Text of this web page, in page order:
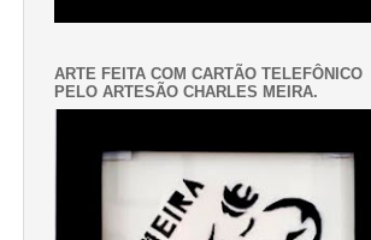
ARTE FEITA COM CARTÃO TELEFÔNICO
PELO ARTESÃO CHARLES MEIRA.